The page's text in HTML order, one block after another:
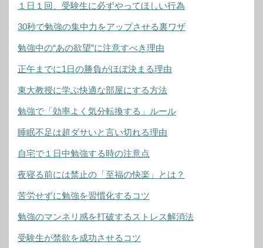
１日１回、受験生に必ずやってほしい行為
30秒で勉強の集中力をアップさせる裏ワザ
勉強中の“あの欲望”に注意すべき理由
正午までに1日の勝負がほぼ決まる理由
東大教授に学ぶ快適な部屋にする方法
勉強で「効率よく気分転換する」ルール
睡眠不足は超ダサいと言い切れる理由
自宅で１日中勉強する時の注意点
夜寝る前には禁止の「至福の快楽」とは？
苦労せずに勉強を習慣化するコツ
勉強のマンネリ感を打破するストレス解消法
受験生が禁欲を成功させるコツ